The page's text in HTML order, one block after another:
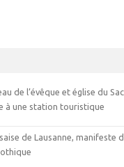
de l’évêque et église du
à une station touristique
de Lausanne, manifeste